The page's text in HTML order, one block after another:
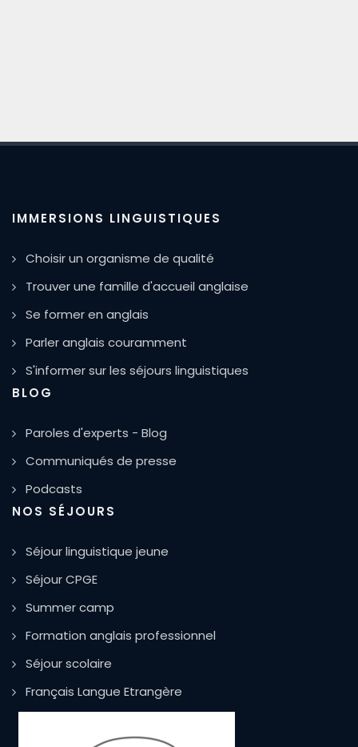
IMMERSIONS LINGUISTIQUES
Choisir un organisme de qualité
Trouver une famille d'accueil anglaise
Se former en anglais
Parler anglais couramment
S'informer sur les séjours linguistiques
BLOG
Paroles d'experts - Blog
Communiqués de presse
Podcasts
NOS SÉJOURS
Séjour linguistique jeune
Séjour CPGE
Summer camp
Formation anglais professionnel
Séjour scolaire
Français Langue Etrangère